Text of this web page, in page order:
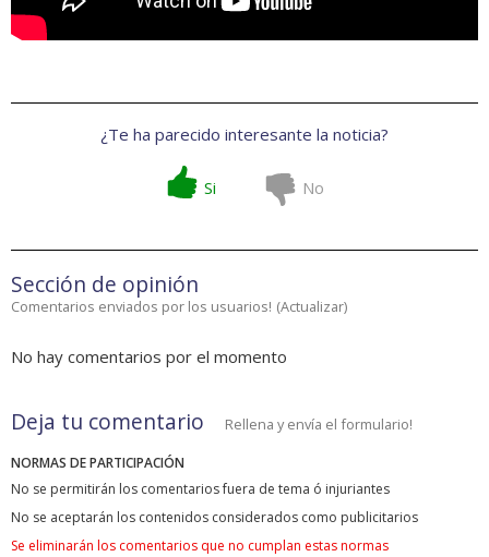
¿Te ha parecido interesante la noticia?
Si No
Sección de opinión
Comentarios enviados por los usuarios! (Actualizar)
No hay comentarios por el momento
Deja tu comentario Rellena y envía el formulario!
NORMAS DE PARTICIPACIÓN
No se permitirán los comentarios fuera de tema ó injuriantes
No se aceptarán los contenidos considerados como publicitarios
Se eliminarán los comentarios que no cumplan estas normas